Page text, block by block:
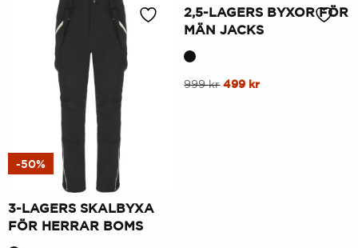
-50%
3-LAGERS SKALBYXA
FÖR HERRAR BOMS
2,5-LAGERS BYXOR FÖR
MÄN JACKS
Denna
999kr Ursprungligt
499 krNuvarande